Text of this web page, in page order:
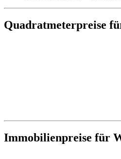
Quadratmeterpreise
Immobilienpreise für